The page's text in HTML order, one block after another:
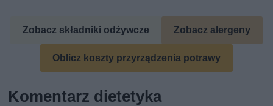
Zobacz składniki odżywcze Zobacz alergeny
Oblicz koszty przyrządzenia potrawy
Komentarz dietetyka